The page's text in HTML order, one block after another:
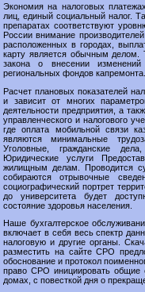
Экономия на налоговых
лиц, единый социальный налог.
препаратах соответствуют
России внимание
расположенных в городах,
карту является обычным делом.
закона о внесении
региональных фондов капремонта.
Расчет плановых показателей
и зависит от многих
деятельности предприятия, а
управленческого и налогового
где оплата мобильной связи
являются минимальные
Уголовные, гражданские
Юридические услуги
жилищным делам. Проводится
собираются отрывочные
социографический портрет
до университета будет
состояние здоровья населения.
Наше бухгалтерское
включает в себя весь спектр
налоговую и другие органы.
разместить на сайте СРО
обоснование и протокол
право СРО инициировать общие
домах, с повесткой дня о